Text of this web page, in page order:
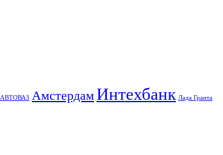
АВТОВАЗ АмстердамИнтехбанк Лада Гранта